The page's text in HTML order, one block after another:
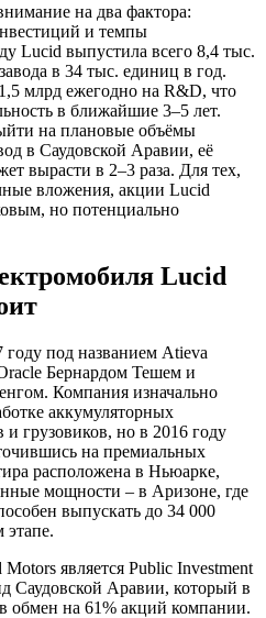
на два фактора:
и темпы
Lucid выпустила всего 8,4 тыс.
в 34 тыс. единиц в год.
млрд ежегодно на R&D, что
в ближайшие 3–5 лет.
на плановые объёмы
в Саудовской Аравии, её
вырасти в 2–3 раза. Для тех,
вложения, акции Lucid
но потенциально
Lucid
под названием Atieva
Бернардом Тешем и
Компания изначально
аккумуляторных
и грузовиков, но в 2016 году
на премиальных
расположена в Ньюарке,
мощности – в Аризоне, где
выпускать до 34 000
этапе.
является Public Investment
Саудовской Аравии, который в
обмен на 61% акций компании.